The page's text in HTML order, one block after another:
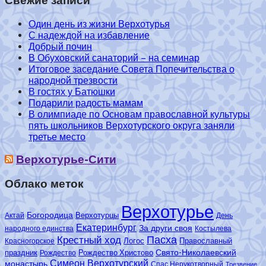
Один день из жизни Верхотурья
С надеждой на избавление
Добрый почин
В Обуховский санаторий – на семинар
Итоговое заседание Совета Попечительства о
народной трезвости
В гостях у Батюшки
Подарили радость мамам
В олимпиаде по Основам православной культуры
пять школьников Верхотурского округа заняли
третье место
Верхотурье-Сити
Облако меток
Актай Богородица Верхотурцы Верхотурье День
народного единства Екатеринбург За други своя Костылева
Красногорское Крестный ход Логос Пасха Православный
праздник Рождество Рождество Христово Свято-Николаевский
монастырь Симеон Верхотурский Спас Нерукотворный